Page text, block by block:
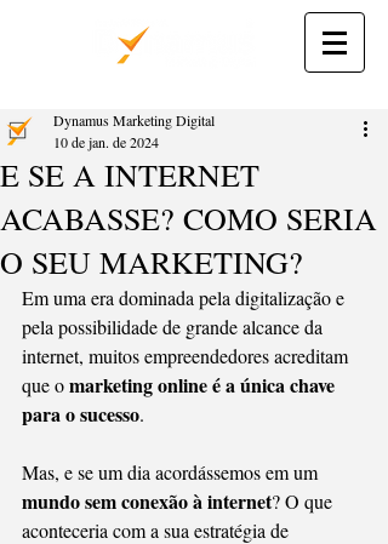
E SE A INTERNET
ACABASSE? COMO SERIA
O SEU MARKETING?
Dynamus Marketing Digital
10 de jan. de 2024
Em uma era dominada pela digitalização e
pela possibilidade de grande alcance da
internet, muitos empreendedores acreditam
que o marketing online é a única chave
para o sucesso.
Mas, e se um dia acordássemos em um
mundo sem conexão à internet? O que
aconteceria com a sua estratégia de